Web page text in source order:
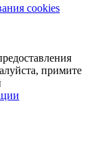
cookies
примите